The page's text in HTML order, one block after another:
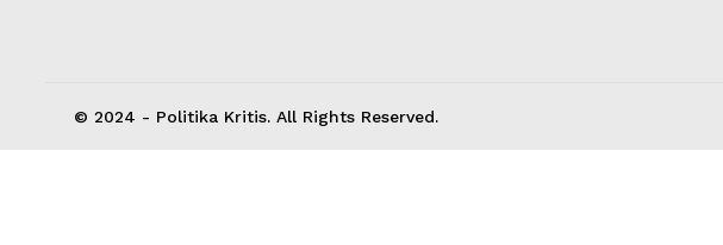
© 2024 - Politika Kritis. All Rights Reserved.